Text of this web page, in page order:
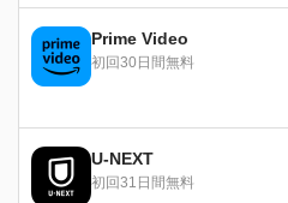
し、そのイデオ
を植え付けられ
てきた彼らが語
容してしまった
「手は下してい
を知らなかった
ーを支持すると
証言の数々だっ
る。戦争における
Prime Video
初回30日間無料
U-NEXT
初回31日間無料